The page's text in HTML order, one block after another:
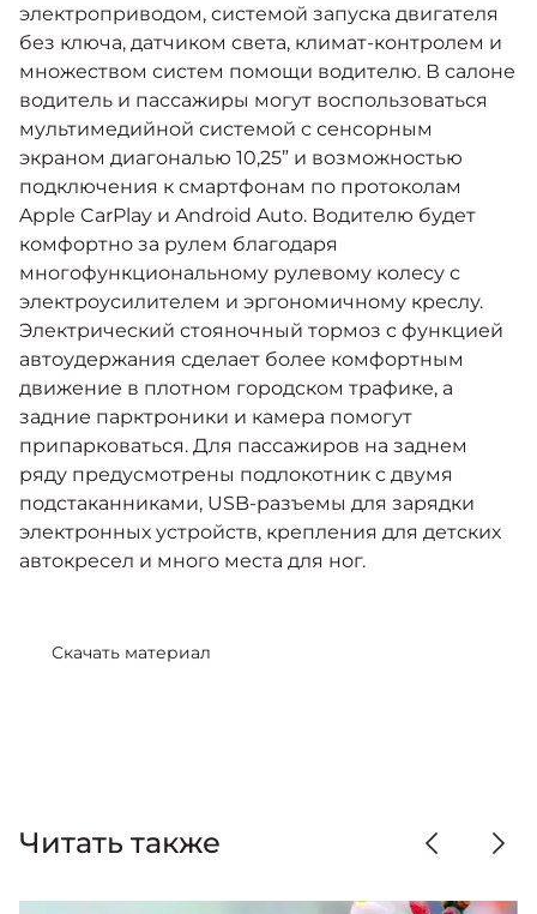
электроприводом, системой запуска двигателя
без ключа, датчиком света, климат-контролем и
множеством систем помощи водителю. В салоне
водитель и пассажиры могут воспользоваться
мультимедийной системой с сенсорным
экраном диагональю 10,25” и возможностью
подключения к смартфонам по протоколам
Apple CarPlay и Android Auto. Водителю будет
комфортно за рулем благодаря
многофункциональному рулевому колесу с
электроусилителем и эргономичному креслу.
Электрический стояночный тормоз с функцией
автоудержания сделает более комфортным
движение в плотном городском трафике, а
задние парктроники и камера помогут
припарковаться. Для пассажиров на заднем
ряду предусмотрены подлокотник с двумя
подстаканниками, USB-разъемы для зарядки
электронных устройств, крепления для детских
автокресел и много места для ног.
Скачать материал
Читать также